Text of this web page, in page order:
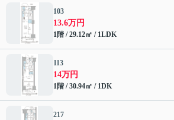
103
13.6万円
1階 / 29.12㎡ / 1LDK
113
14万円
1階 / 30.94㎡ / 1DK
217